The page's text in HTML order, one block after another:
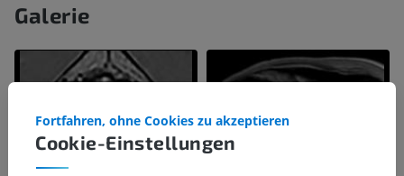
Galerie
Cookie-Einstellungen
Fortfahren, ohne Cookies zu akzeptieren